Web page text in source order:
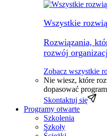
Wszystkie
Rozwiązania,
rozwój
Zobacz wszystkie
Nie wiesz, które
dopasować
Skontaktuj się
Programy otwarte
Szkolenia
Szkoły